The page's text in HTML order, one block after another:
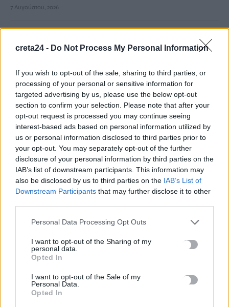
creta24 - Do Not Process My Personal Information
If you wish to opt-out of the sale, sharing to third parties, or
processing of your personal or sensitive information for
targeted advertising by us, please use the below opt-out
section to confirm your selection. Please note that after your
opt-out request is processed you may continue seeing
interest-based ads based on personal information utilized by
us or personal information disclosed to third parties prior to
your opt-out. You may separately opt-out of the further
disclosure of your personal information by third parties on the
IAB’s list of downstream participants. This information may
also be disclosed by us to third parties on the IAB’s List of
Downstream Participants that may further disclose it to other
Personal Data Processing Opt Outs
I want to opt-out of the Sharing of my
personal data.
Opted In
I want to opt-out of the Sale of my
Personal Data.
Opted In
7 Αυγούστου, 2026
η αντίπαλος του ΟΦΗ
Τραγωδία στις Σέρρες: Σφοδρή μετωπική σύγκρουση
φορτηγού με αυτοκίνητο – Δύο νεκροί
7 Αυγούστου, 2026
Άγριος θάνατος για διεθνή ποδοσφαιριστή στην Ουγκάντα:
Τον ξυλοκόπησαν με πλάκες πεζοδρομίου για να του πάρουν
κινητό και χρήματα
7 Αυγούστου, 2026
Υεμένη: 58 στρατιωτικοί νεκροί σε επιθέσεις των Χούθι –
Τραυματίες 11 άμαχοι στη Σαουδική Αραβία
«Δεν το πιστεύουμε», λένε οι Αμερικανοί που υιοθέτησαν στη
7 Αυγούστου, 2026